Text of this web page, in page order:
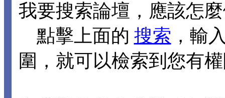
我要搜索論壇，應該怎
點擊上面的 搜索 ，輸
圍，就可以檢索到您有